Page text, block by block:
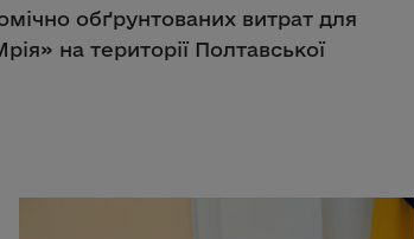
обґрунтованих витрат для
на території Полтавської